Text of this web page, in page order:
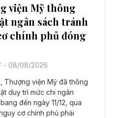
viện Mỹ thông
ngân sách tránh
chính phủ đóng
- 08/08/2026
Thượng viện Mỹ đã thông
duy trì mức chi ngân
đến ngày 11/12, qua
cơ chính phủ phải